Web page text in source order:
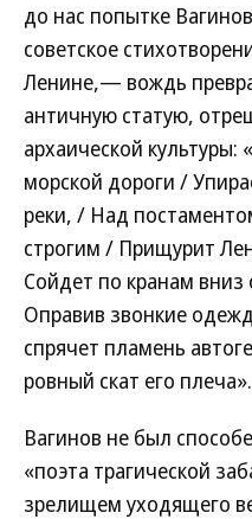
до нас попытке
советское
Ленине,— вождь
античную статую,
архаической культуры:
морской дороги /
реки, / Над
строгим / Прищурит
Сойдет по кранам
Оправив звонкие
спрячет пламень
ровный скат его плеча».
Вагинов не был
«поэта трагической
зрелищем уходящего